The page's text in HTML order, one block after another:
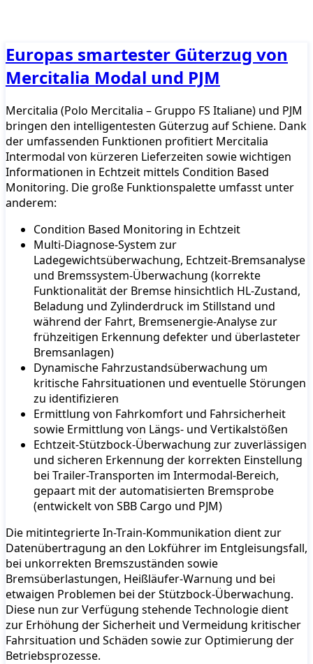
Europas smartester Güterzug von
Mercitalia Modal und PJM
Mercitalia (Polo Mercitalia – Gruppo FS Italiane) und PJM
bringen den intelligentesten Güterzug auf Schiene. Dank
der umfassenden Funktionen profitiert Mercitalia
Intermodal von kürzeren Lieferzeiten sowie wichtigen
Informationen in Echtzeit mittels Condition Based
Monitoring. Die große Funktionspalette umfasst unter
anderem:
Condition Based Monitoring in Echtzeit
Multi-Diagnose-System zur
Ladegewichtsüberwachung, Echtzeit-Bremsanalyse
und Bremssystem-Überwachung (korrekte
Funktionalität der Bremse hinsichtlich HL-Zustand,
Beladung und Zylinderdruck im Stillstand und
während der Fahrt, Bremsenergie-Analyse zur
frühzeitigen Erkennung defekter und überlasteter
Bremsanlagen)
Dynamische Fahrzustandsüberwachung um
kritische Fahrsituationen und eventuelle Störungen
zu identifizieren
Ermittlung von Fahrkomfort und Fahrsicherheit
sowie Ermittlung von Längs- und Vertikalstößen
Echtzeit-Stützbock-Überwachung zur zuverlässigen
und sicheren Erkennung der korrekten Einstellung
bei Trailer-Transporten im Intermodal-Bereich,
gepaart mit der automatisierten Bremsprobe
(entwickelt von SBB Cargo und PJM)
Die mitintegrierte In-Train-Kommunikation dient zur
Datenübertragung an den Lokführer im Entgleisungsfall,
bei unkorrekten Bremszuständen sowie
Bremsüberlastungen, Heißläufer-Warnung und bei
etwaigen Problemen bei der Stützbock-Überwachung.
Diese nun zur Verfügung stehende Technologie dient
zur Erhöhung der Sicherheit und Vermeidung kritischer
Fahrsituation und Schäden sowie zur Optimierung der
Betriebsprozesse.